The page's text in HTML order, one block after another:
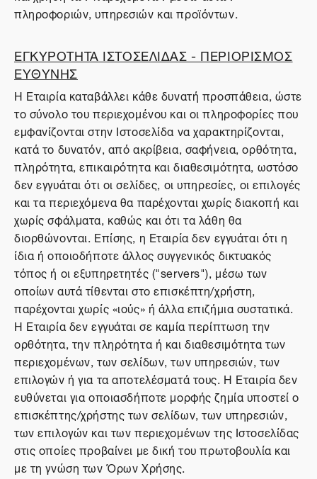
πληροφοριών, υπηρεσιών και προϊόντων.
ΕΓΚΥΡΟΤΗΤΑ ΙΣΤΟΣΕΛΙΔΑΣ - ΠΕΡΙΟΡΙΣΜΟΣ
ΕΥΘΥΝΗΣ
Η Εταιρία καταβάλλει κάθε δυνατή προσπάθεια, ώστε
το σύνολο του περιεχομένου και οι πληροφορίες που
εμφανίζονται στην Ιστοσελίδα να χαρακτηρίζονται,
κατά το δυνατόν, από ακρίβεια, σαφήνεια, ορθότητα,
πληρότητα, επικαιρότητα και διαθεσιμότητα, ωστόσο
δεν εγγυάται ότι οι σελίδες, οι υπηρεσίες, οι επιλογές
και τα περιεχόμενα θα παρέχονται χωρίς διακοπή και
χωρίς σφάλματα, καθώς και ότι τα λάθη θα
διορθώνονται. Επίσης, η Εταιρία δεν εγγυάται ότι η
ίδια ή οποιοδήποτε άλλος συγγενικός δικτυακός
τόπος ή οι εξυπηρετητές ("servers"), μέσω των
οποίων αυτά τίθενται στο επισκέπτη/χρήστη,
παρέχονται χωρίς «ιούς» ή άλλα επιζήμια συστατικά.
Η Εταιρία δεν εγγυάται σε καμία περίπτωση την
ορθότητα, την πληρότητα ή και διαθεσιμότητα των
περιεχομένων, των σελίδων, των υπηρεσιών, των
επιλογών ή για τα αποτελέσματά τους. Η Εταιρία δεν
ευθύνεται για οποιασδήποτε μορφής ζημία υποστεί ο
επισκέπτης/χρήστης των σελίδων, των υπηρεσιών,
των επιλογών και των περιεχομένων της Ιστοσελίδας
στις οποίες προβαίνει με δική του πρωτοβουλία και
με τη γνώση των Όρων Χρήσης.